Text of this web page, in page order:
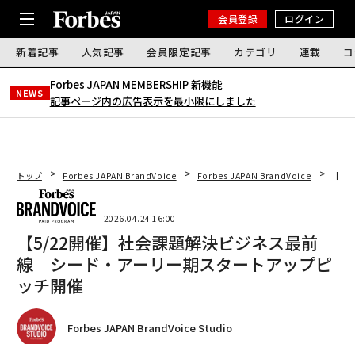
会員登録 ログイン
新着記事 人気記事 会員限定記事 カテゴリ 連載
NEWS
Forbes JAPAN MEMBERSHIP 新機能｜
記事ページ内の広告表示を最小限にしました
トップ Forbes JAPAN BrandVoice Forbes JAPAN BrandVoice 【5/
2026.04.24 16:00
【5/22開催】社会課題解決ビジネス最前
線 シード・アーリー期スタートアップピ
ッチ開催
Forbes JAPAN BrandVoice Studio